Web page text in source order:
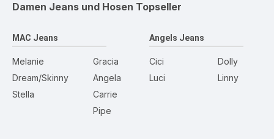
Damen Jeans und Hosen Topseller
MAC Jeans
Melanie
Dream/Skinny
Stella
Gracia
Angela
Carrie
Pipe
Angels Jeans
Cici
Luci
Dolly
Linny